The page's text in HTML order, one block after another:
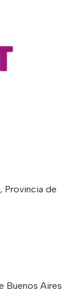
Provincia de
Buenos Aires